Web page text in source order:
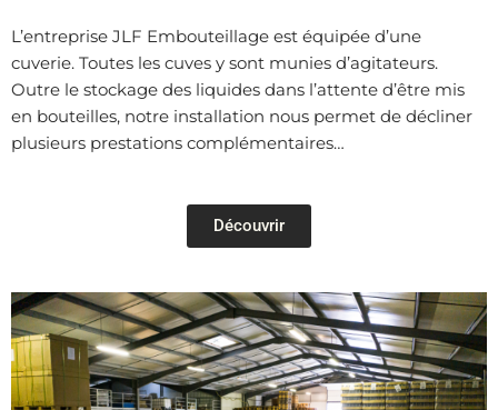
L’entreprise JLF Embouteillage est équipée d’une
cuverie. Toutes les cuves y sont munies d’agitateurs.
Outre le stockage des liquides dans l’attente d’être mis
en bouteilles, notre installation nous permet de décliner
plusieurs prestations complémentaires…
Découvrir